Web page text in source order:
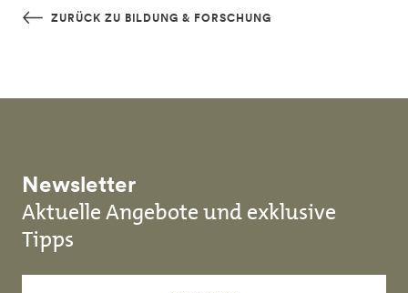
Skip to main content
ZURÜCK ZU BILDUNG & FORSCHUNG
Newsletter
Aktuelle Angebote und exklusive
Tipps